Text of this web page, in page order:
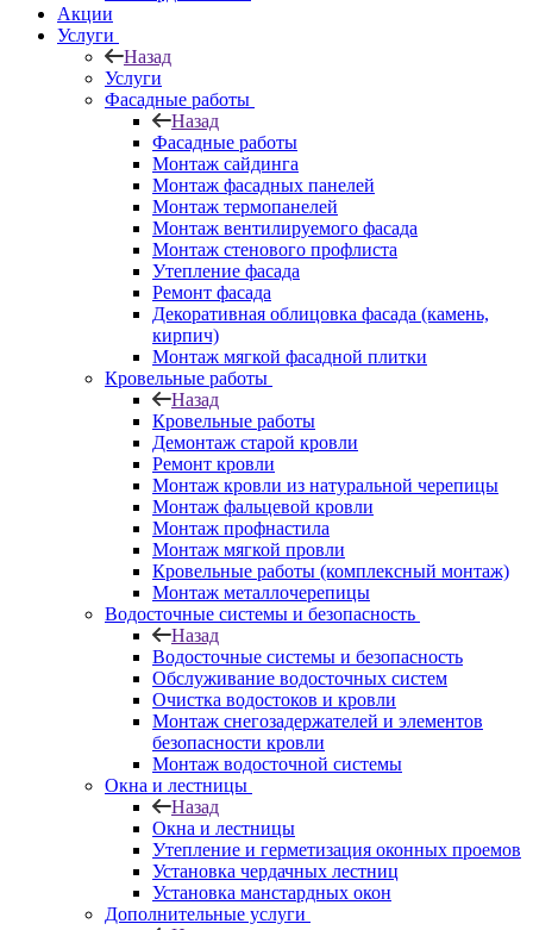
Акции
Услуги
Назад
Услуги
Фасадные работы
Назад
Фасадные работы
Монтаж сайдинга
Монтаж фасадных панелей
Монтаж термопанелей
Монтаж вентилируемого фасада
Монтаж стенового профлиста
Утепление фасада
Ремонт фасада
Декоративная облицовка фасада (камень,
кирпич)
Монтаж мягкой фасадной плитки
Кровельные работы
Назад
Кровельные работы
Демонтаж старой кровли
Ремонт кровли
Монтаж кровли из натуральной черепицы
Монтаж фальцевой кровли
Монтаж профнастила
Монтаж мягкой провли
Кровельные работы (комплексный монтаж)
Монтаж металлочерепицы
Водосточные системы и безопасность
Назад
Водосточные системы и безопасность
Обслуживание водосточных систем
Очистка водостоков и кровли
Монтаж снегозадержателей и элементов
безопасности кровли
Монтаж водосточной системы
Окна и лестницы
Назад
Окна и лестницы
Утепление и герметизация оконных проемов
Установка чердачных лестниц
Установка манстардных окон
Дополнительные услуги